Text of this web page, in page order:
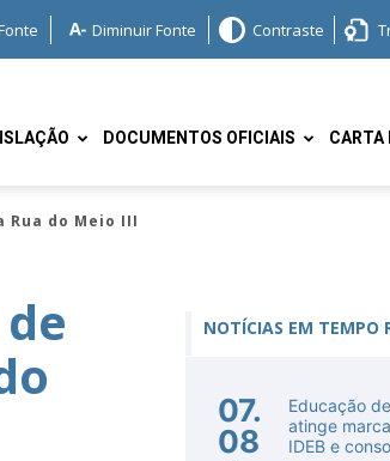
Diminuir Fonte Contraste
DOCUMENTOS OFICIAIS CARTA
do Meio III
NOTÍCIAS EM TEMPO
07.
08
Educação
atinge
IDEB e